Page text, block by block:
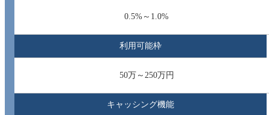
0.5%～1.0%
利用可能枠
50万～250万円
キャッシング機能